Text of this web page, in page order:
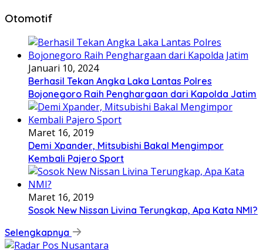
Otomotif
Januari 10, 2024
Berhasil Tekan Angka Laka Lantas Polres
Bojonegoro Raih Penghargaan dari Kapolda Jatim
Maret 16, 2019
Demi Xpander, Mitsubishi Bakal Mengimpor
Kembali Pajero Sport
Maret 16, 2019
Sosok New Nissan Livina Terungkap, Apa Kata NMI?
Selengkapnya